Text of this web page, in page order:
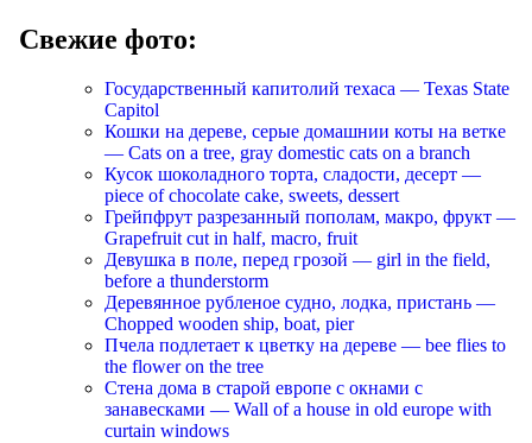
Свежие фото:
Государственный капитолий техаса — Texas State
Capitol
Кошки на дереве, серые домашнии коты на ветке
— Cats on a tree, gray domestic cats on a branch
Кусок шоколадного торта, сладости, десерт —
piece of chocolate cake, sweets, dessert
Грейпфрут разрезанный пополам, макро, фрукт —
Grapefruit cut in half, macro, fruit
Девушка в поле, перед грозой — girl in the field,
before a thunderstorm
Деревянное рубленое судно, лодка, пристань —
Chopped wooden ship, boat, pier
Пчела подлетает к цветку на дереве — bee flies to
the flower on the tree
Стена дома в старой европе с окнами с
занавесками — Wall of a house in old europe with
curtain windows